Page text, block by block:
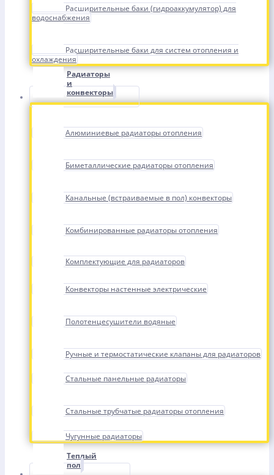
Расширительные баки (гидроаккумулятор) для
водоснабжения
Расширительные баки для систем отопления и
охлаждения
Радиаторы
и
конвекторы
Алюминиевые радиаторы отопления
Биметаллические радиаторы отопления
Канальные (встраиваемые в пол) конвекторы
Комбинированные радиаторы отопления
Комплектующие для радиаторов
Конвекторы настенные электрические
Полотенцесушители водяные
Ручные и термостатические клапаны для радиаторов
Стальные панельные радиаторы
Стальные трубчатые радиаторы отопления
Чугунные радиаторы
Теплый
пол